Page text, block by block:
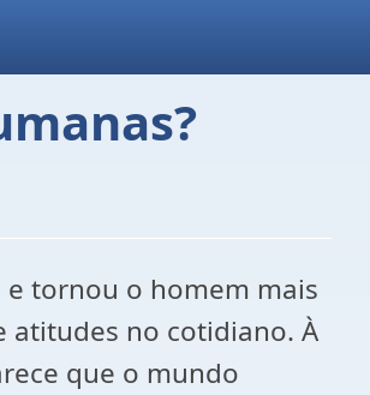
tornou o homem mais
atitudes no cotidiano. À
que o mundo